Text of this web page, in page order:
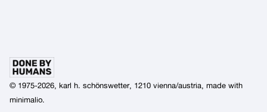
© 1975-2026, karl h. schönswetter, 1210 vienna/austria, made with
minimalio.